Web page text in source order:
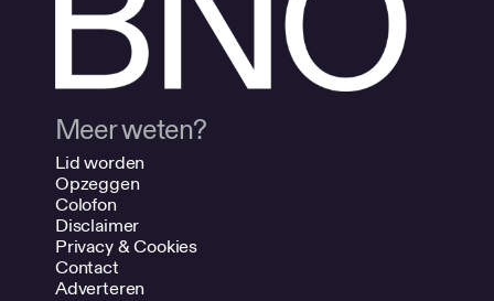
Meer weten?
Lid worden
Opzeggen
Colofon
Disclaimer
Privacy & Cookies
Contact
Adverteren